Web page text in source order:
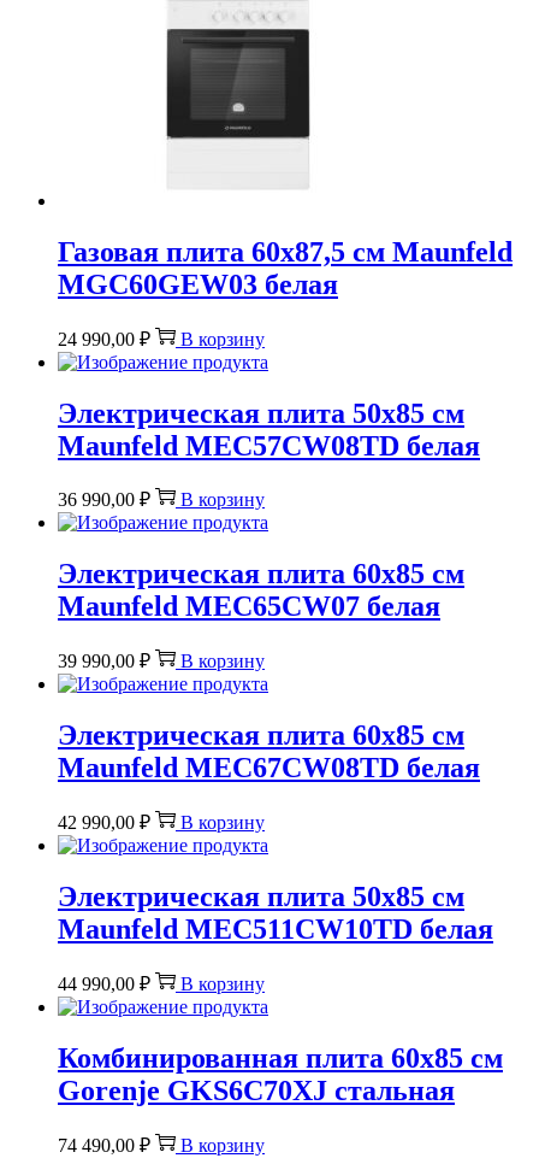
Газовая плита 60х87,5 см Maunfeld
MGC60GEW03 белая
24 990,00 ₽ В корзину
Электрическая плита 50х85 см
Maunfeld MEC57CW08TD белая
36 990,00 ₽ В корзину
Электрическая плита 60х85 см
Maunfeld MEC65CW07 белая
39 990,00 ₽ В корзину
Электрическая плита 60х85 см
Maunfeld MEC67CW08TD белая
42 990,00 ₽ В корзину
Электрическая плита 50х85 см
Maunfeld MEC511CW10TD белая
44 990,00 ₽ В корзину
Комбинированная плита 60х85 см
Gorenje GKS6C70XJ стальная
74 490,00 ₽ В корзину